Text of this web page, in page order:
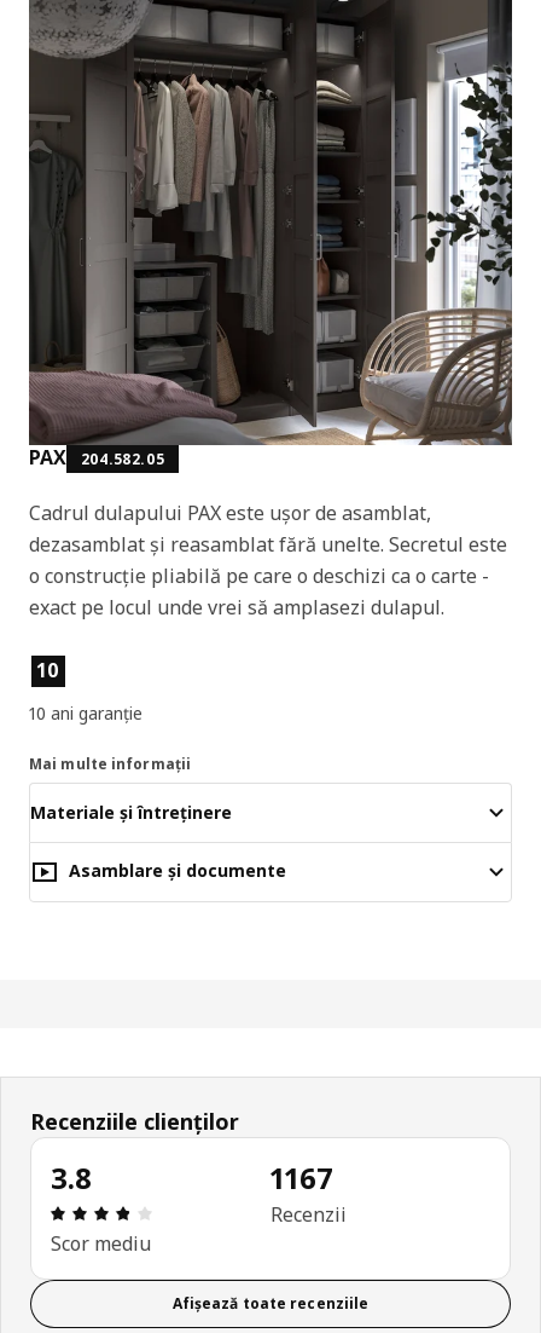
PAX 204.582.05
Cadrul dulapului PAX este ușor de asamblat,
dezasamblat și reasamblat fără unelte. Secretul este
o construcție pliabilă pe care o deschizi ca o carte -
exact pe locul unde vrei să amplasezi dulapul.
Caracteristicile produselor
10
10 ani garanție
Mai multe informații
Materiale și întreținere
Asamblare și documente
Recenziile clienților
3.8
Prezentare generală: 3.8 din 5 stele Total
Scor mediu
1167
Recenzii
Afișează toate recenziile